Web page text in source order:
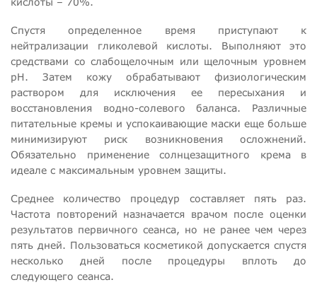
Спустя определенное время приступают к
нейтрализации гликолевой кислоты. Выполняют это
средствами со слабощелочным или щелочным уровнем
рН. Затем кожу обрабатывают физиологическим
раствором для исключения ее пересыхания и
восстановления водно-солевого баланса. Различные
питательные кремы и успокаивающие маски еще больше
минимизируют риск возникновения осложнений.
Обязательно применение солнцезащитного крема в
идеале с максимальным уровнем защиты.
Среднее количество процедур составляет пять раз.
Частота повторений назначается врачом после оценки
результатов первичного сеанса, но не ранее чем через
пять дней. Пользоваться косметикой допускается спустя
несколько дней после процедуры вплоть до
следующего сеанса.